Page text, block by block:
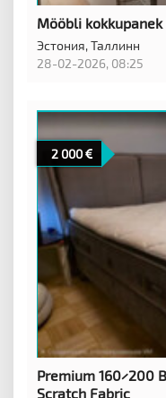
Mööbli
Эстония,Таллинн
28-02-2026, 08:25
2 000
Premium 160×200
Scratch Fabric